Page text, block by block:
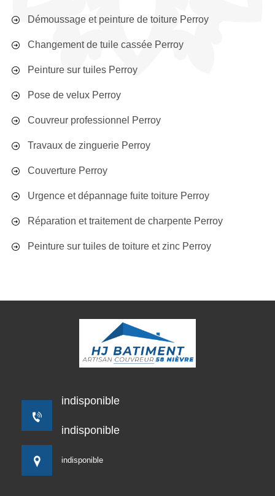
Démoussage et peinture de toiture Perroy
Changement de tuile cassée Perroy
Peinture sur tuiles Perroy
Pose de velux Perroy
Couvreur professionnel Perroy
Travaux de zinguerie Perroy
Couverture Perroy
Urgence et dépannage fuite toiture Perroy
Réparation et traitement de charpente Perroy
Peinture sur tuiles de toiture et zinc Perroy
indisponible
indisponible
indisponible